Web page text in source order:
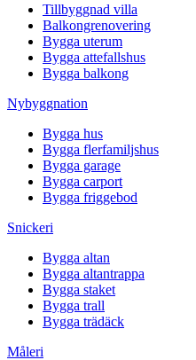
Tillbyggnad villa
Balkongrenovering
Bygga uterum
Bygga attefallshus
Bygga balkong
Nybyggnation
Bygga hus
Bygga flerfamiljshus
Bygga garage
Bygga carport
Bygga friggebod
Snickeri
Bygga altan
Bygga altantrappa
Bygga staket
Bygga trall
Bygga trädäck
Måleri